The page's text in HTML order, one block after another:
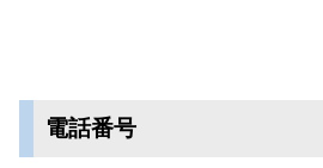
電話番号